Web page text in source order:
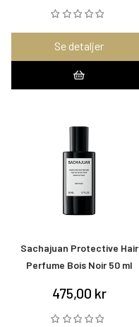
Se detaljer
Sachajuan Protective Hair
Perfume Bois Noir 50 ml
475,00 kr